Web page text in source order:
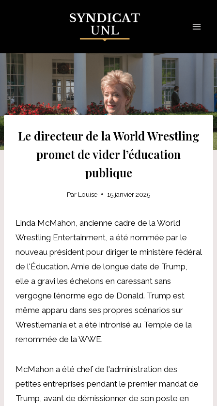
Le directeur de la World Wrestling
promet de vider l’éducation
publique
Par Louise 15 janvier 2025
Linda McMahon, ancienne cadre de la World
Wrestling Entertainment, a été nommée par le
nouveau président pour diriger le ministère fédéral
de l'Éducation. Amie de longue date de Trump,
elle a gravi les échelons en caressant sans
vergogne l’énorme ego de Donald. Trump est
même apparu dans ses propres scénarios sur
Wrestlemania et a été intronisé au Temple de la
renommée de la WWE.
McMahon a été chef de l'administration des
petites entreprises pendant le premier mandat de
Trump, avant de démissionner de son poste en